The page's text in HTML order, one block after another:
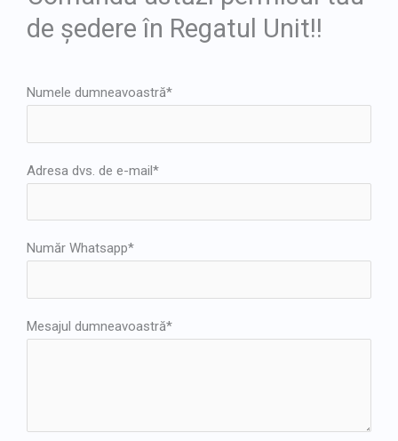
de ședere în Regatul Unit!!
Numele dumneavoastră*
Adresa dvs. de e-mail*
Număr Whatsapp*
Mesajul dumneavoastră*